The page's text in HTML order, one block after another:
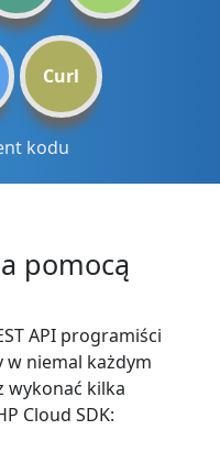
Curl
kodu
pomocą
API programiści
niemal każdym
wykonać kilka
Cloud SDK: